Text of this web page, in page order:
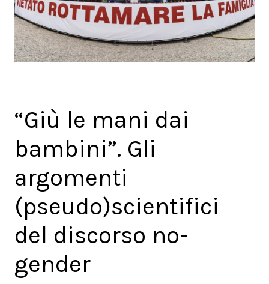
“Giù le mani dai
bambini”. Gli
argomenti
(pseudo)scientifici
del discorso no-
gender